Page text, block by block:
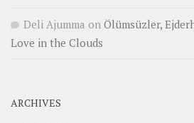
Deli Ajumma on Ölümsüzler,
Love in the Clouds
ARCHIVES